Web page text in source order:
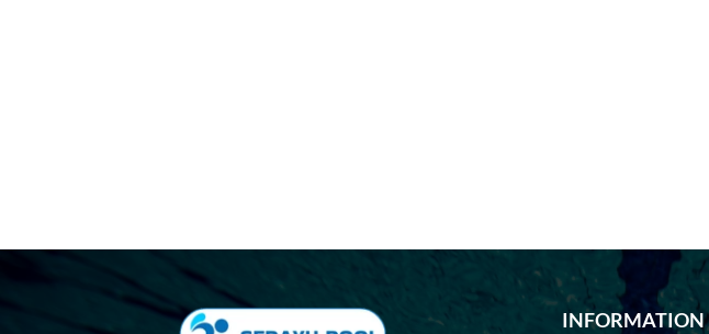
INFORMATION